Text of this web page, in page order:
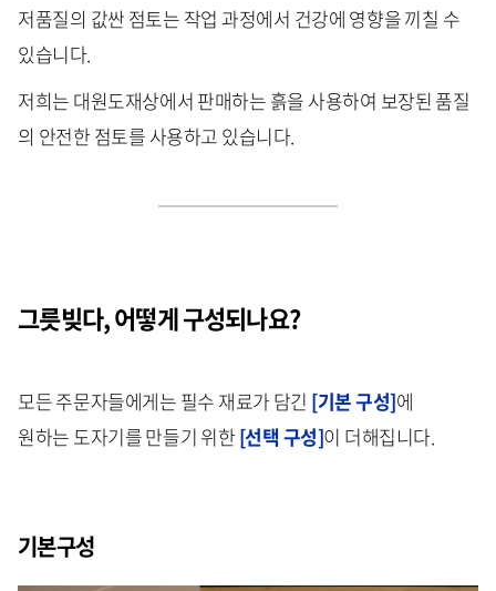
저품질의 값싼 점토는 작업 과정에서 건강에 영향을 끼칠 수
있습니다.
저희는 대원도재상에서 판매하는 흙을 사용하여 보장된 품질
의 안전한 점토를 사용하고 있습니다.
그릇빚다, 어떻게 구성되나요?
모든 주문자들에게는 필수 재료가 담긴 [기본 구성]에
원하는 도자기를 만들기 위한 [선택 구성]이 더해집니다.
기본구성